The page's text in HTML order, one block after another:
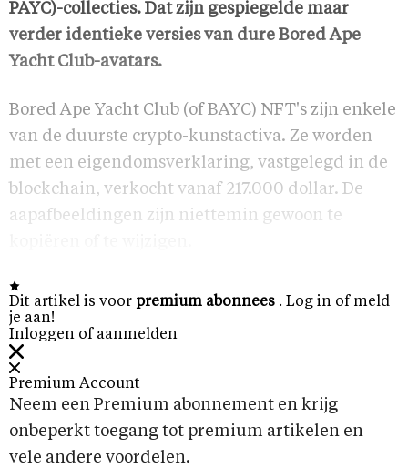
PAYC)-collecties. Dat zijn gespiegelde maar
verder identieke versies van dure Bored Ape
Yacht Club-avatars.
Bored Ape Yacht Club (of BAYC) NFT's zijn enkele
van de duurste crypto-kunstactiva. Ze worden
met een eigendomsverklaring, vastgelegd in de
blockchain, verkocht vanaf 217.000 dollar. De
aapafbeeldingen zijn niettemin gewoon te
Dit artikel is voor premium abonnees . Log in of meld
je aan!
Inloggen of aanmelden
Premium Account
Neem een Premium abonnement en krijg
onbeperkt toegang tot premium artikelen en
vele andere voordelen.